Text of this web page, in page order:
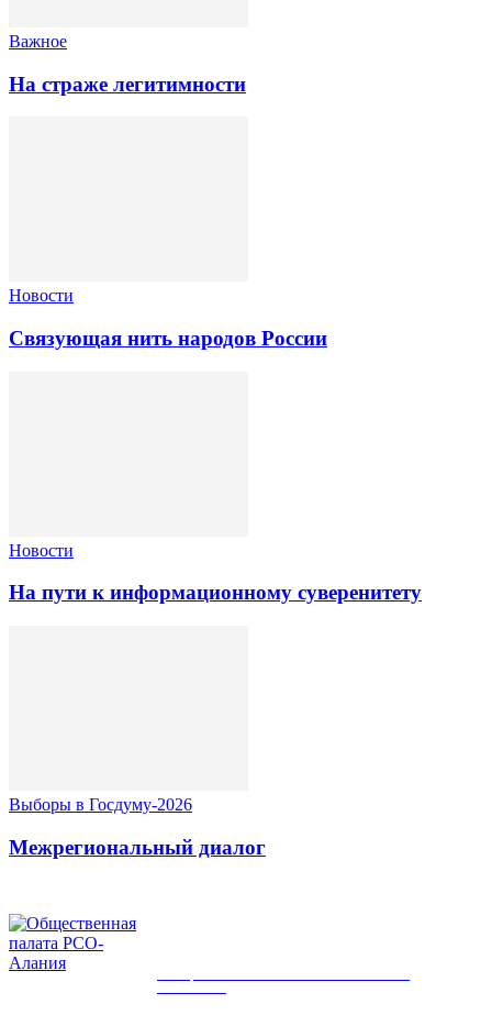
Важное
На страже легитимности
Новости
Связующая нить народов России
Новости
На пути к информационному суверенитету
Выборы в Госдуму-2026
Межрегиональный диалог